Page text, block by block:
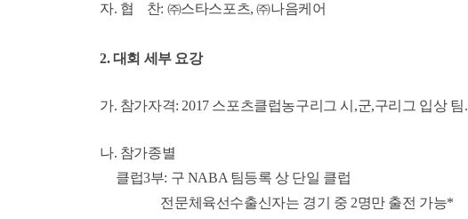
자. 협 찬: ㈜스타스포츠, ㈜나음케어
2. 대회 세부 요강
가. 참가자격: 2017 스포츠클럽농구리그 시,군,구리그 입상 팀.
나. 참가종별
클럽3부: 구 NABA 팀등록 상 단일 클럽
전문체육선수출신자는 경기 중 2명만 출전 가능*